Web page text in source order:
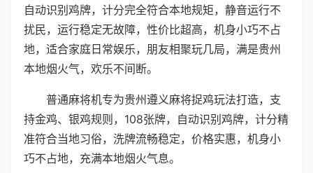
自动识别鸡牌，计分完全符合本地规矩，静音运行不
扰民，运行稳定无故障，性价比超高，机身小巧不占
地，适合家庭日常娱乐，朋友相聚玩几局，满是贵州
本地烟火气，欢乐不间断。
普通麻将机专为贵州遵义麻将捉鸡玩法打造，支
持金鸡、银鸡规则，108张牌，自动识别鸡牌，计分精
准符合当地习俗，洗牌流畅稳定，价格实惠，机身小
巧不占地，充满本地烟火气息。